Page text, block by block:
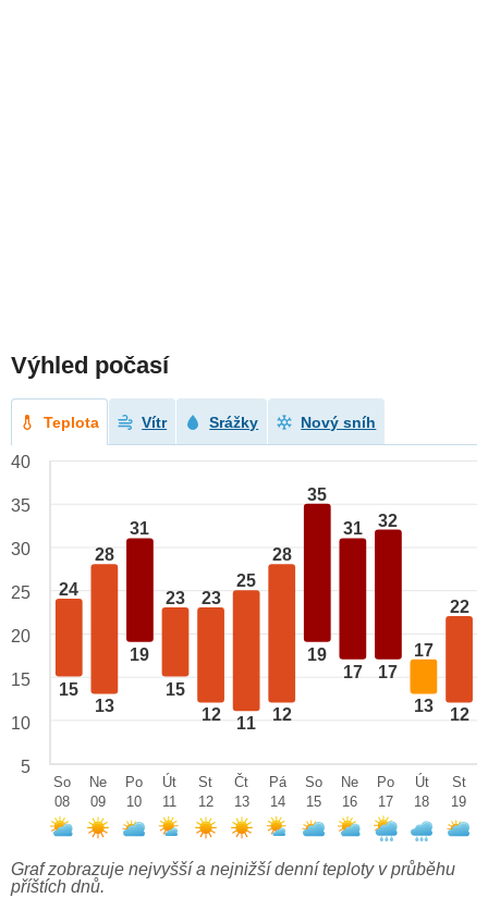
Výhled počasí
Teplota Vítr Srážky Nový sníh
24
15
28
13
31
19
23
15
23
12
25
11
28
12
35
19
31
17
32
17
17
13
22
12
40
35
30
25
20
15
10
5
So
08
Ne
09
Po
10
Út
11
St
12
Čt
13
Pá
14
So
15
Ne
16
Po
17
Út
18
St
19
Graf zobrazuje nejvyšší a nejnižší denní teploty v průběhu
příštích dnů.